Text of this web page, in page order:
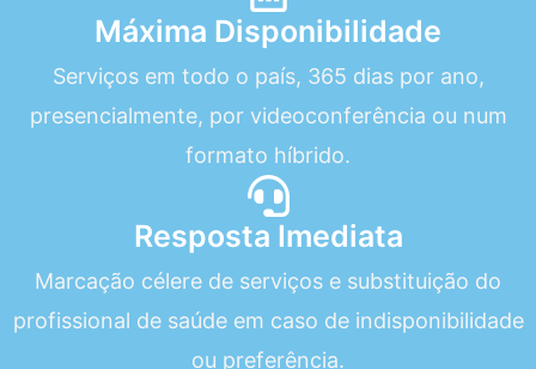
Máxima Disponibilidade
Serviços em todo o país, 365 dias por ano,
presencialmente, por videoconferência ou num
formato híbrido.
Resposta Imediata
Marcação célere de serviços e substituição do
profissional de saúde em caso de indisponibilidade
ou preferência.